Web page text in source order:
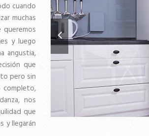
cuando
muchas
y luego
angustia,
que
pero sin
completo,
nos
que
y llegarán